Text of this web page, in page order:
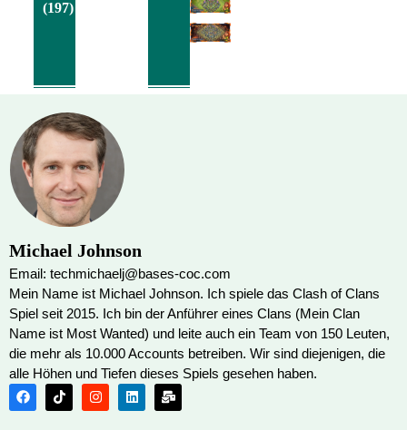
(197)
Michael Johnson
Email: techmichaelj@bases-coc.com
Mein Name ist Michael Johnson. Ich spiele das Clash of Clans
Spiel seit 2015. Ich bin der Anführer eines Clans (Mein Clan
Name ist Most Wanted) und leite auch ein Team von 150 Leuten,
die mehr als 10.000 Accounts betreiben. Wir sind diejenigen, die
alle Höhen und Tiefen dieses Spiels gesehen haben.